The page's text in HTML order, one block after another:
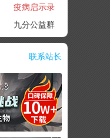
疫病启示录
九分公益群
联系站长